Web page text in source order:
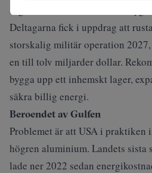
avgörande för försvars- och
Deltagarna fick i uppdrag att
storskalig militär operation
en till tolv miljarder dollar.
bygga upp ett inhemskt lager,
säkra billig energi.
Beroendet av Gulfen
Problemet är att USA i
högren aluminium. Landets sista
lade ner 2022 sedan